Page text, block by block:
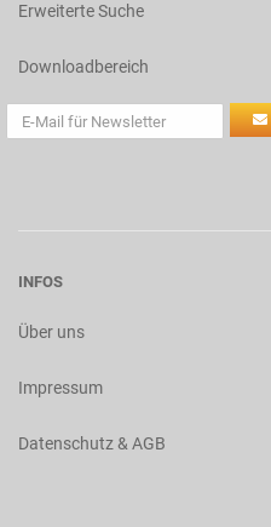
Erweiterte Suche
Downloadbereich
INFOS
Über uns
Impressum
Datenschutz & AGB